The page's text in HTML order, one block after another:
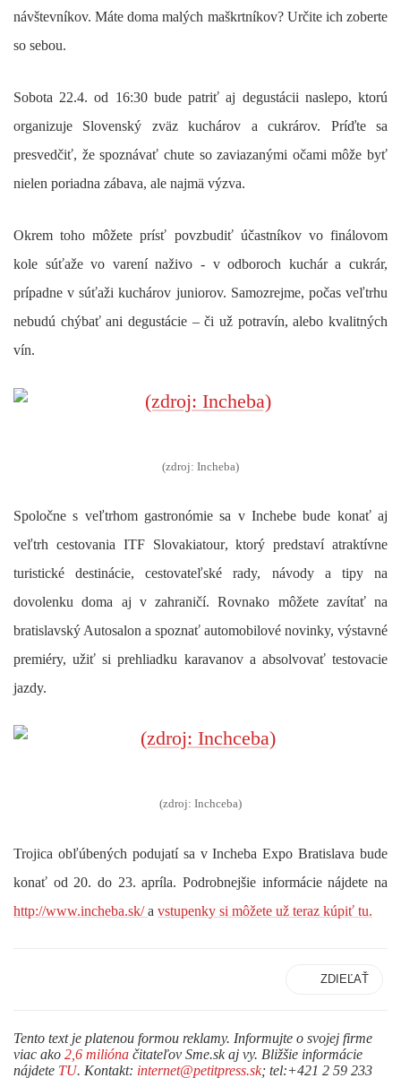
návštevníkov. Máte doma malých maškrtníkov? Určite ich zoberte
so sebou.
Sobota 22.4. od 16:30 bude patriť aj degustácii naslepo, ktorú
organizuje Slovenský zväz kuchárov a cukrárov. Príďte sa
presvedčiť, že spoznávať chute so zaviazanými očami môže byť
nielen poriadna zábava, ale najmä výzva.
Okrem toho môžete prísť povzbudiť účastníkov vo finálovom
kole súťaževo varení naživo - v odboroch kuchár a cukrár,
prípadne v súťaži kuchárov juniorov. Samozrejme, počas veľtrhu
nebudú chýbať ani degustácie – či už potravín, alebo kvalitných
vín.
(zdroj: Incheba)
Spoločne s veľtrhom gastronómie sa v Inchebe bude konať aj
veľtrh cestovania ITF Slovakiatour, ktorý predstaví atraktívne
turistické destinácie, cestovateľské rady, návody a tipy na
dovolenku doma aj v zahraničí. Rovnako môžete zavítať na
bratislavský Autosalon a spoznať automobilové novinky, výstavné
premiéry, užiť si prehliadku karavanov a absolvovať testovacie
jazdy.
(zdroj: Inchceba)
Trojica obľúbených podujatí sa v Incheba Expo Bratislava bude
konať od 20. do 23. apríla. Podrobnejšie informácie nájdete na
http://www.incheba.sk/ a vstupenky si môžete už teraz kúpiť tu.
ZDIEĽAŤ
Tento text je platenou formou reklamy. Informujte o svojej firme
viac ako 2,6 milióna čitateľov Sme.sk aj vy. Bližšie informácie
nájdete TU. Kontakt: internet@petitpress.sk; tel:+421 2 59 233